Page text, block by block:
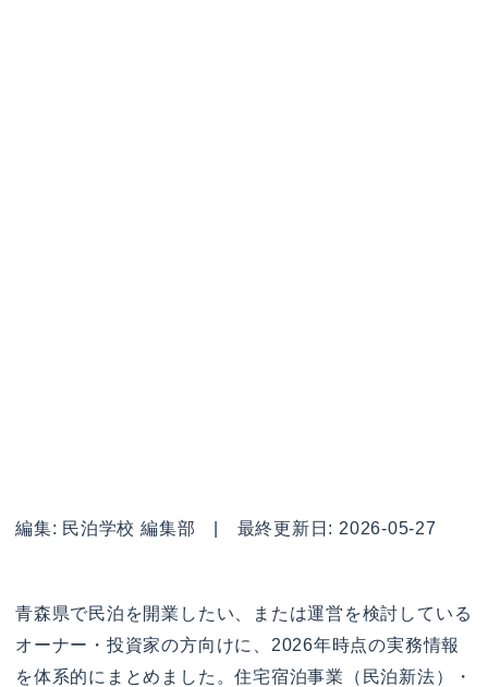
編集: 民泊学校 編集部 | 最終更新日: 2026-05-27
青森県で民泊を開業したい、または運営を検討している
オーナー・投資家の方向けに、2026年時点の実務情報
を体系的にまとめました。住宅宿泊事業（民泊新法）・